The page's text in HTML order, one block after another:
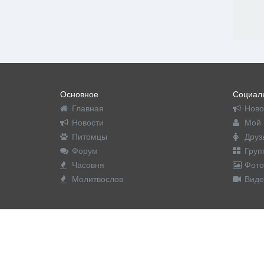
Основное
Главная
Новости
Питомцы
Форум
Часовня
Молитвослов
Мой
Фото